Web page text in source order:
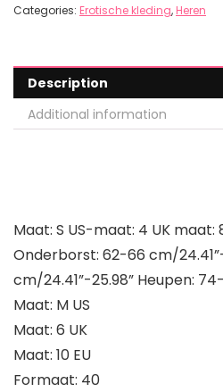
Categories: Erotische kleding, Heren
Description
Additional information
Maat: S US-maat: 4 UK maat:
Onderborst: 62-66 cm/
cm/24.41”-25.98” Heupen:
Maat: M US
Maat: 6 UK
Maat: 10 EU
Formaat: 40